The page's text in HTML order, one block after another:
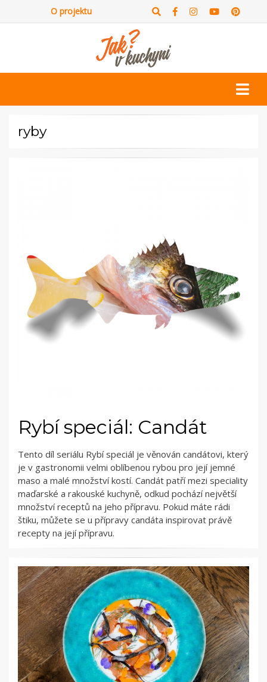
O projektu
ryby
Rybí speciál: Candát
Tento díl seriálu Rybí speciál je věnován candátovi, který
je v gastronomii velmi oblíbenou rybou pro její jemné
maso a malé množství kostí. Candát patří mezi speciality
maďarské a rakouské kuchyně, odkud pochází největší
množství receptů na jeho přípravu. Pokud máte rádi
štiku, můžete se u přípravy candáta inspirovat právě
recepty na její přípravu.